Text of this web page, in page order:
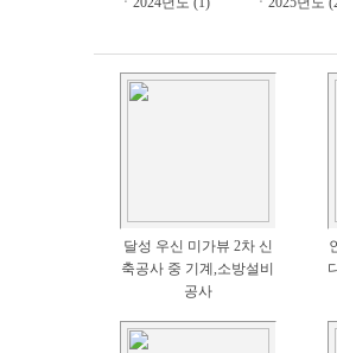
달성 우신 미가뷰 2차 신
축공사 중 기계,소방설비
공사